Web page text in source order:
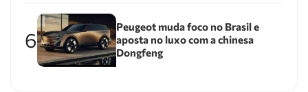
6
Peugeot muda foco no Brasil e
aposta no luxo com a chinesa
Dongfeng